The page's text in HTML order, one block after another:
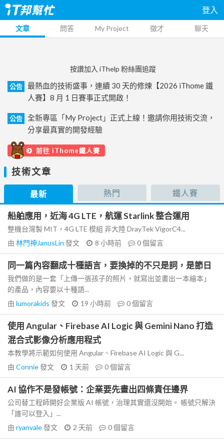
登入
文章 問答 My Project 徵才 聊天
按讚加入 iThelp 粉絲團追蹤
公告
最熱血的技術盛事，連續 30 天的修煉【2026 iThome 鐵
人賽】8 月 1 日賽事正式開啟！
公告
全新專區「My Project」正式上線！邀請你用技術交流，
分享最真實的開發經驗
前往 iThome鐵人賽
技術文章
最新 熱門 鐵人賽
船舶應用，近海 4G LTE，航運 Starlink 整合運用
整機台灣製 MIT，4G LTE 模組 非大陸 DrayTek VigorC4...
由 林門神JanusLin 發文 8 小時前 0個留言
同一篇內容翻成十種語言，要換掉的不只是詞，是節日
我們做的是一套「上傳一張孩子的照片，就寫出並畫出一本繪本」
的產品，內容要以十種語...
由 lumorakids 發文 19 小時前 0個留言
使用 Angular、Firebase AI Logic 與 Gemini Nano 打造
混合式影像分析應用程式
本教學將示範如何使用 Angular、Firebase AI Logic 與 G...
由 Connie發文 1 天前 0個留言
AI 協作不是發帳號：企業要先畫出四條責任邊界
公司替工程師開好企業版 AI 帳號，治理其實還沒開始。 帳號只解決
「誰可以登入」...
由 ryanvale發文 2 天前 0個留言